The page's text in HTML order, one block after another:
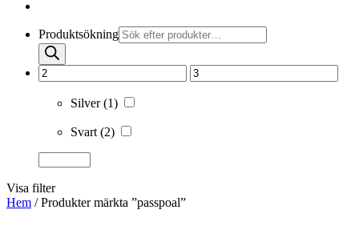
Produktsökning
Silver(1)
Svart(2)
Visa filter
Hem / Produkter märkta ”passpoal”